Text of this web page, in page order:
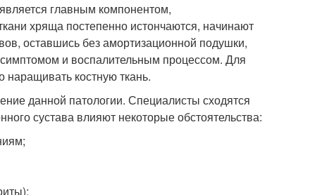
главным компонентом,
хряща постепенно истончаются, начинают
оставшись без амортизационной подушки,
и воспалительным процессом. Для
костную ткань.
данной патологии. Специалисты сходятся
сустава влияют некоторые обстоятельства: